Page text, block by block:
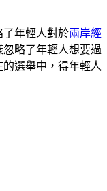
了年輕人對於兩岸經
略了年輕人想要過
選舉中，得年輕人